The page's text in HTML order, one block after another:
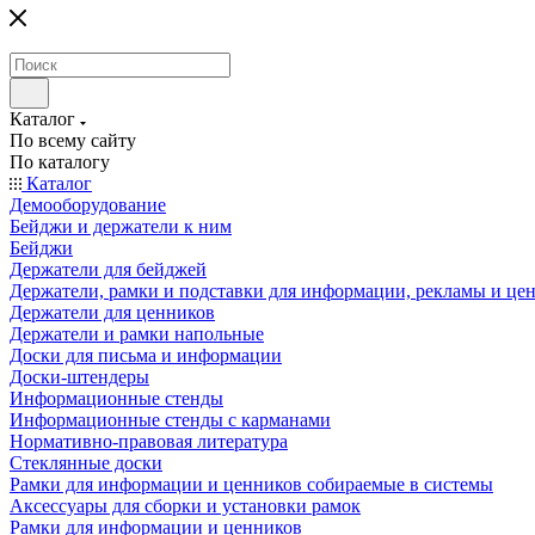
Каталог
По всему сайту
По каталогу
Каталог
Демооборудование
Бейджи и держатели к ним
Бейджи
Держатели для бейджей
Держатели, рамки и подставки для информации, рекламы и
Держатели для ценников
Держатели и рамки напольные
Доски для письма и информации
Доски-штендеры
Информационные стенды
Информационные стенды с карманами
Нормативно-правовая литература
Стеклянные доски
Рамки для информации и ценников собираемые в системы
Аксессуары для сборки и установки рамок
Рамки для информации и ценников